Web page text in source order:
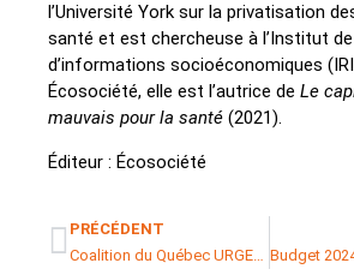
l’Université York sur la privatisation
santé et est chercheuse à l’Institut
d’informations socioéconomiques
Écosociété, elle est l’autrice de Le
mauvais pour la santé (2021).
Éditeur : Écosociété
PRÉCÉDENT
Coalition du Québec URGENCE Palestine – Manifestation du 23 MARS 2024